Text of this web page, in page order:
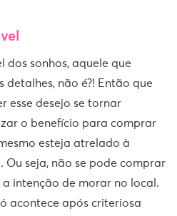
dos sonhos, aquele que
detalhes, não é?! Então que
esse desejo se tornar
o benefício para comprar
esteja atrelado à
Ou seja, não se pode comprar
intenção de morar no local.
acontece após criteriosa